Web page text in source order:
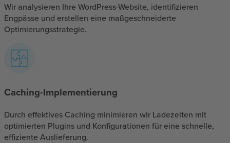
Wir analysieren Ihre WordPress-Website, identifizieren
Engpässe und erstellen eine maßgeschneiderte
Optimierungsstrategie.
Caching-Implementierung
Durch effektives Caching minimieren wir Ladezeiten mit
optimierten Plugins und Konfigurationen für eine schnelle,
effiziente Auslieferung.